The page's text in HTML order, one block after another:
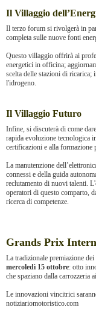
Il Villaggio
Il terzo forum si rivolgerà in
completa sulle nuove fonti
Questo villaggio offrirà ai
energetici in officina;
scelta delle stazioni di ricarica;
l'idrogeno.
Il Villaggio Futuro
Infine, si discuterà di come
rapida evoluzione tecnologica
certificazioni e alla
La manutenzione
connessi e della guida
reclutamento di nuovi talenti.
operatori di questo comparto,
ricerca di competenze.
Grands Prix
La tradizionale premiazione
mercoledì 15 ottobre: otto
che spaziano dalla carrozzeria
Le innovazioni vincitrici
notiziariomotoristico.com